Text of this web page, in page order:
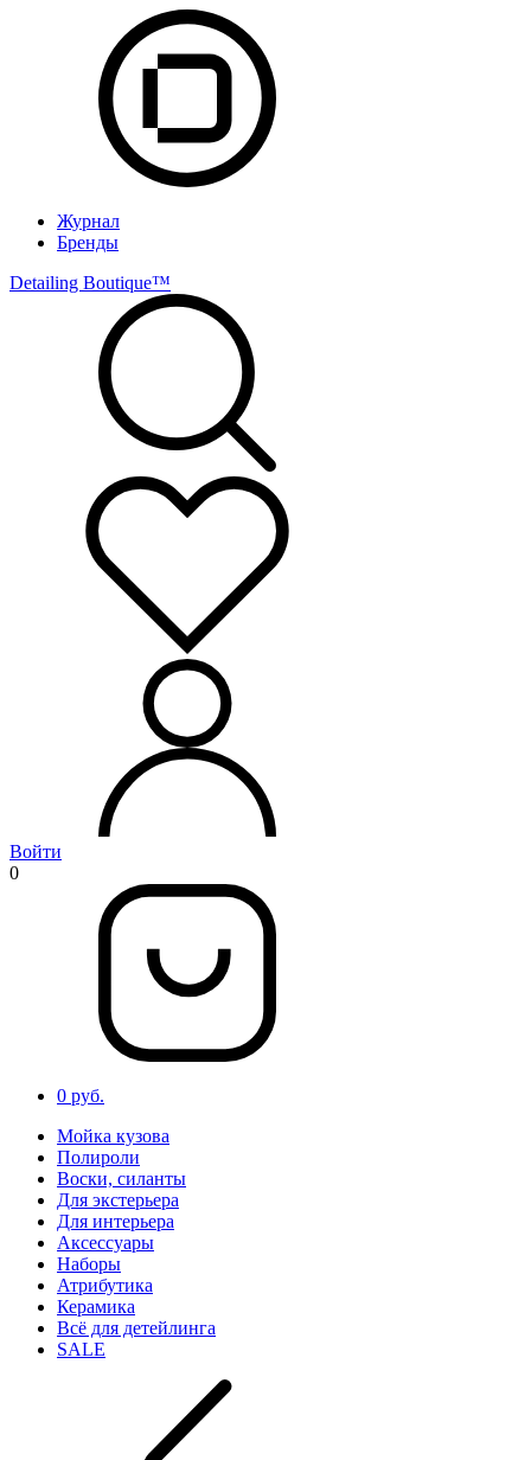
Журнал
Бренды
Detailing Boutique™️
Войти
0
0 руб.
Мойка кузова
Полироли
Воски, силанты
Для экстерьера
Для интерьера
Аксессуары
Наборы
Атрибутика
Керамика
Всё для детейлинга
SALE